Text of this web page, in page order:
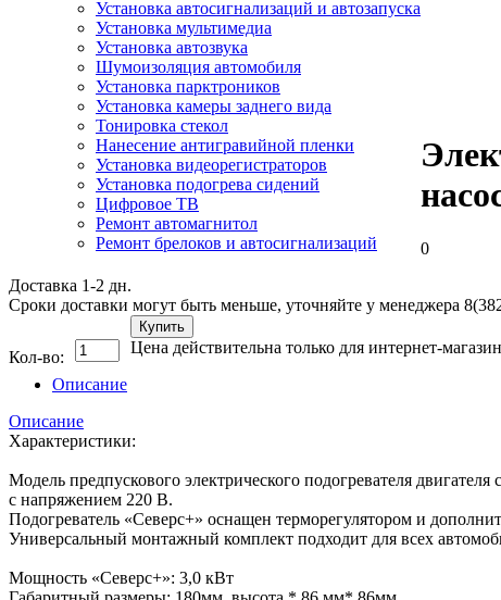
Установка автосигнализаций и автозапуска
Установка мультимедиа
Установка автозвука
Шумоизоляция автомобиля
Установка парктроников
Установка камеры заднего вида
Тонировка стекол
Нанесение антигравийной пленки
Установка видеорегистраторов
Установка подогрева сидений
Цифровое ТВ
Ремонт автомагнитол
Ремонт брелоков и автосигнализаций
0
Доставка 1-2 дн.
Сроки доставки могут быть меньше, уточняйте у менеджера
Кол-во:
Купить
Цена действительна только для интернет-
Описание
Описание
Характеристики:
Модель предпускового электрического подогревателя
с напряжением 220 В.
Подогреватель «Северс+» оснащен терморегулятором и
Универсальный монтажный комплект подходит для всех
Мощность «Северс+»: 3,0 кВт